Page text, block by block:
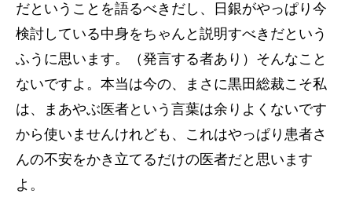
だということを語るべきだし、日銀がやっぱり今
検討している中身をちゃんと説明すべきだという
ふうに思います。（発言する者あり）そんなこと
ないですよ。本当は今の、まさに黒田総裁こそ私
は、まあやぶ医者という言葉は余りよくないです
から使いませんけれども、これはやっぱり患者さ
んの不安をかき立てるだけの医者だと思います
よ。